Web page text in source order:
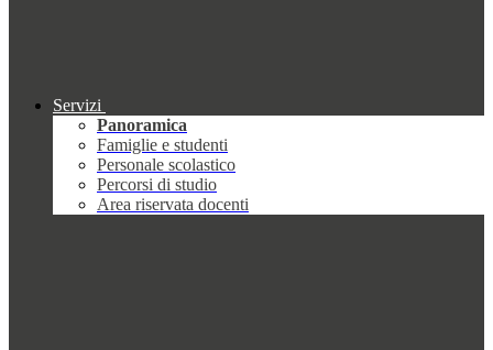
Servizi
Panoramica
Famiglie e studenti
Personale scolastico
Percorsi di studio
Area riservata docenti